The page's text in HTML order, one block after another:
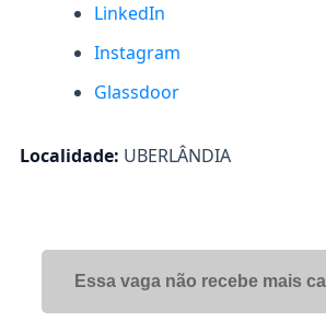
LinkedIn
Instagram
Glassdoor
Localidade: UBERLÂNDIA
Essa vaga não recebe mais